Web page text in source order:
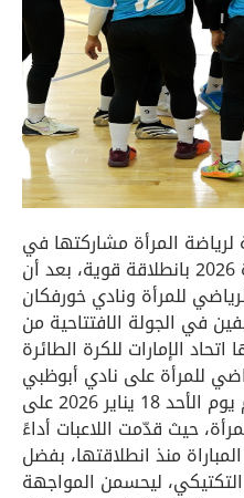
المرأة مشاركتها في
دوري السيدات للكرة الطائرة 2026 بانطلاقة قوية، بعد أن
للمرأة ونادي خورفكان
في الجولة الافتتاحية من
للمرأة على نادي أبوظبي
للسيدات في اللقاء الذي أُقيم يوم الأحد 18 يناير 2026 على
حيث قدّمت اللاعبات أداءً
منذ انطلاقتها، بفضل
ليحسمن المواجهة